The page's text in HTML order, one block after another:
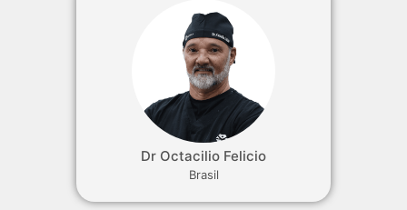
Dr Octacilio Felicio
Brasil